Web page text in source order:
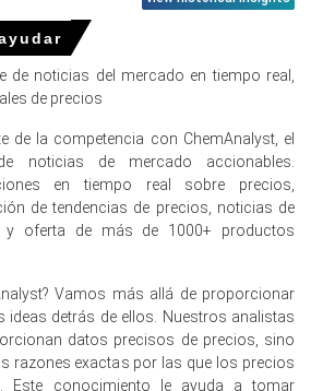
sobre trimestre, reflejando
localmente.
Alcohol Polivinílico para el trimestre
USD 3062.67/MT
marzo levantaron el Precio Spot de
impulsando compras en
y comerciantes regionales.
la Pronóstico de Precio del Alcohol
de gas y VAM impulsaron la
de producción de alcohol polivinílico
la economía.
de noticias del mercado en tiempo real,
de precios
de la competencia con ChemAnalyst, el
noticias de mercado accionables.
en tiempo real sobre precios,
de tendencias de precios, noticias de
y oferta de más de 1000+ productos
Vamos más allá de proporcionar
ideas detrás de ellos. Nuestros analistas
datos precisos de precios, sino
razones exactas por las que los precios
Este conocimiento le ayuda a tomar